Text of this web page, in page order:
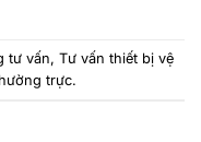
tư vấn, Tư vấn thiết bị vệ
trực.